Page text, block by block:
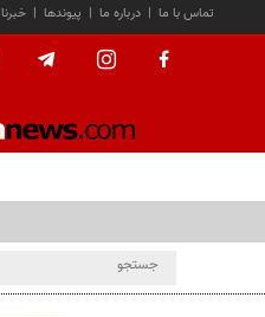
| پیوندها | درباره ما | تماس با ما